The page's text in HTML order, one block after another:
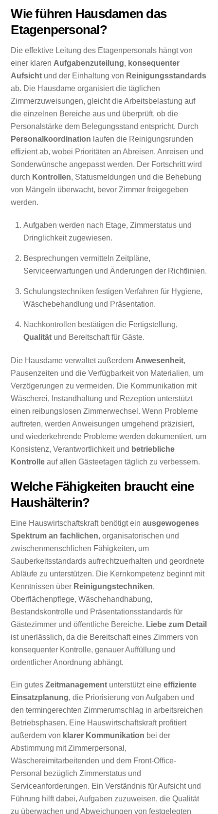
Wie führen Hausdamen das
Etagenpersonal?
Die effektive Leitung des Etagenpersonals hängt von
einer klaren Aufgabenzuteilung, konsequenter
Aufsicht und der Einhaltung von Reinigungsstandards
ab. Die Hausdame organisiert die täglichen
Zimmerzuweisungen, gleicht die Arbeitsbelastung auf
die einzelnen Bereiche aus und überprüft, ob die
Personalstärke dem Belegungsstand entspricht. Durch
Personalkoordination laufen die Reinigungsrunden
effizient ab, wobei Prioritäten an Abreisen, Anreisen und
Sonderwünsche angepasst werden. Der Fortschritt wird
durch Kontrollen, Statusmeldungen und die Behebung
von Mängeln überwacht, bevor Zimmer freigegeben
werden.
Aufgaben werden nach Etage, Zimmerstatus und
Dringlichkeit zugewiesen.
Besprechungen vermitteln Zeitpläne,
Serviceerwartungen und Änderungen der Richtlinien.
Schulungstechniken festigen Verfahren für Hygiene,
Wäschebehandlung und Präsentation.
Nachkontrollen bestätigen die Fertigstellung,
Qualität und Bereitschaft für Gäste.
Die Hausdame verwaltet außerdem Anwesenheit,
Pausenzeiten und die Verfügbarkeit von Materialien, um
Verzögerungen zu vermeiden. Die Kommunikation mit
Wäscherei, Instandhaltung und Rezeption unterstützt
einen reibungslosen Zimmerwechsel. Wenn Probleme
auftreten, werden Anweisungen umgehend präzisiert,
und wiederkehrende Probleme werden dokumentiert, um
Konsistenz, Verantwortlichkeit und betriebliche
Kontrolle auf allen Gästeetagen täglich zu verbessern.
Welche Fähigkeiten braucht eine
Haushälterin?
Eine Hauswirtschaftskraft benötigt einausgewogenes
Spektrum an fachlichen, organisatorischen und
zwischenmenschlichen Fähigkeiten, um
Sauberkeitsstandards aufrechtzuerhalten und geordnete
Abläufe zu unterstützen. Die Kernkompetenz beginnt mit
Kenntnissen über Reinigungstechniken,
Oberflächenpflege, Wäschehandhabung,
Bestandskontrolle und Präsentationsstandards für
Gästezimmer und öffentliche Bereiche. Liebe zum Detail
ist unerlässlich, da die Bereitschaft eines Zimmers von
konsequenter Kontrolle, genauer Auffüllung und
ordentlicher Anordnung abhängt.
Ein gutesZeitmanagement unterstützt eineeffiziente
Einsatzplanung, die Priorisierung von Aufgaben und
den termingerechten Zimmerumschlag in arbeitsreichen
Betriebsphasen. Eine Hauswirtschaftskraft profitiert
außerdem von klarer Kommunikation bei der
Abstimmung mit Zimmerpersonal,
Wäschereimitarbeitenden und dem Front-Office-
Personal bezüglich Zimmerstatus und
Serviceanforderungen. Ein Verständnis für Aufsicht und
Führung hilft dabei, Aufgaben zuzuweisen, die Qualität
zu überwachen und Abweichungen von festgelegten